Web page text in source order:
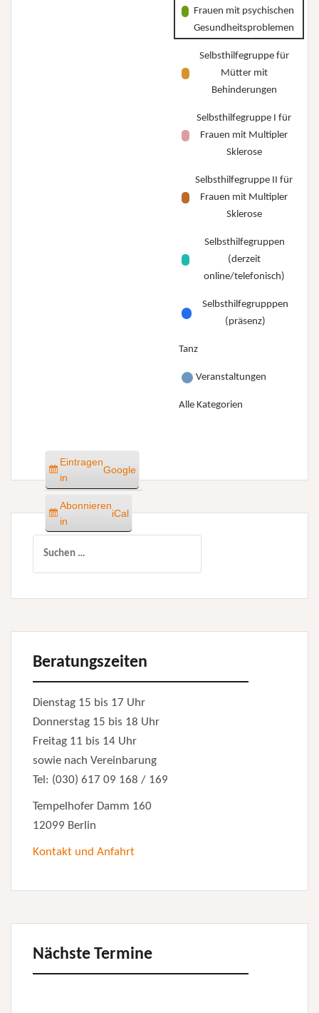
Frauen mit psychischen
Gesundheitsproblemen
Selbsthilfegruppe für
Mütter mit
Behinderungen
Selbsthilfegruppe I für
Frauen mit Multipler
Sklerose
Selbsthilfegruppe II für
Frauen mit Multipler
Sklerose
Selbsthilfegruppen
(derzeit
online/telefonisch)
Selbsthilfegrupppen
(präsenz)
Tanz
Veranstaltungen
Alle Kategorien
Eintragen
in
Google
Abonnieren
in
iCal
Beratungszeiten
Dienstag 15 bis 17 Uhr
Donnerstag 15 bis 18 Uhr
Freitag 11 bis 14 Uhr
sowie nach Vereinbarung
Tel: (030) 617 09 168 / 169
Tempelhofer Damm 160
12099 Berlin
Kontakt und Anfahrt
Nächste Termine